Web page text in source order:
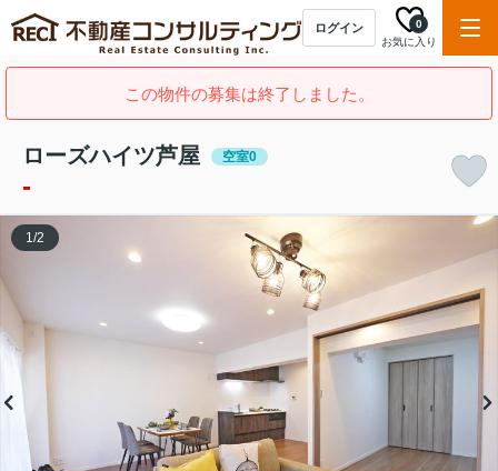
ログイン
お気に入り
0
この物件の募集は終了しました。
ローズハイツ芦屋 空室0
-
1/2